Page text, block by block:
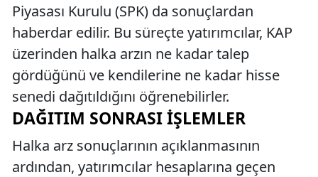
Piyasası Kurulu (SPK) da sonuçlardan
haberdar edilir. Bu süreçte yatırımcılar, KAP
üzerinden halka arzın ne kadar talep
gördüğünü ve kendilerine ne kadar hisse
senedi dağıtıldığını öğrenebilirler.
DAĞITIM SONRASI İŞLEMLER
Halka arz sonuçlarının açıklanmasının
ardından, yatırımcılar hesaplarına geçen